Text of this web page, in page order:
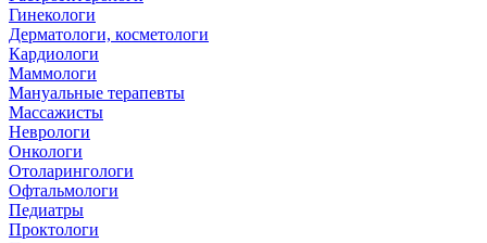
Гинекологи
Дерматологи, косметологи
Кардиологи
Маммологи
Мануальные терапевты
Массажисты
Неврологи
Онкологи
Отоларингологи
Офтальмологи
Педиатры
Проктологи